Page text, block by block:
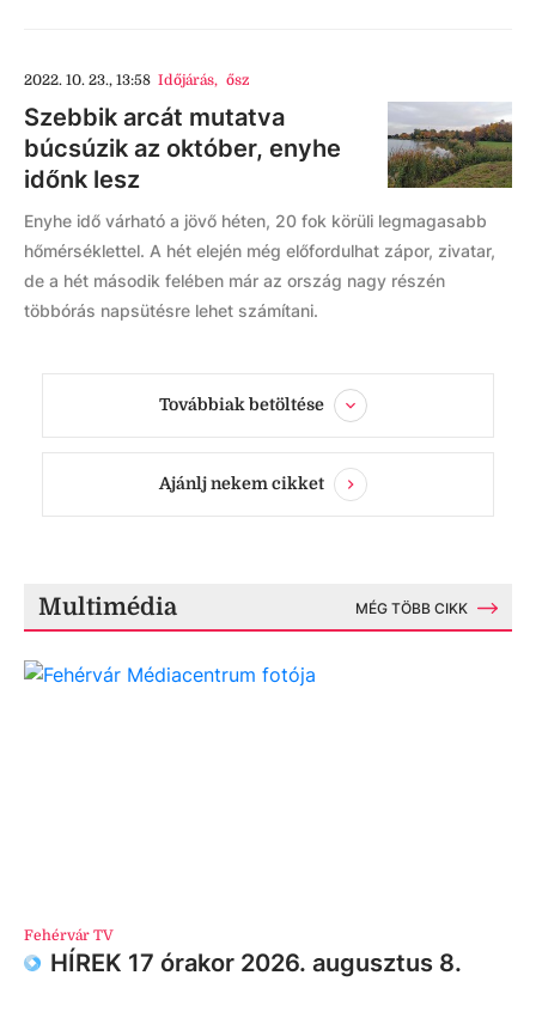
2022. 10. 23., 13:58 Időjárás, ősz
Szebbik arcát mutatva
búcsúzik az október, enyhe
időnk lesz
Enyhe idő várható a jövő héten, 20 fok körüli legmagasabb
hőmérséklettel. A hét elején még előfordulhat zápor, zivatar,
de a hét második felében már az ország nagy részén
többórás napsütésre lehet számítani.
Továbbiak betöltése
Ajánlj nekem cikket
Multimédia MÉG TÖBB CIKK
Fehérvár TV
HÍREK 17 órakor 2026. augusztus 8.